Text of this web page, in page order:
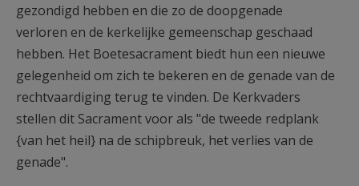
gezondigd hebben en die zo de doopgenade
verloren en de kerkelijke gemeenschap geschaad
hebben. Het Boetesacrament biedt hun een nieuwe
gelegenheid om zich te bekeren en de genade van de
rechtvaardiging terug te vinden. De Kerkvaders
stellen dit Sacrament voor als "de tweede redplank
{van het heil} na de schipbreuk, het verlies van de
genade".